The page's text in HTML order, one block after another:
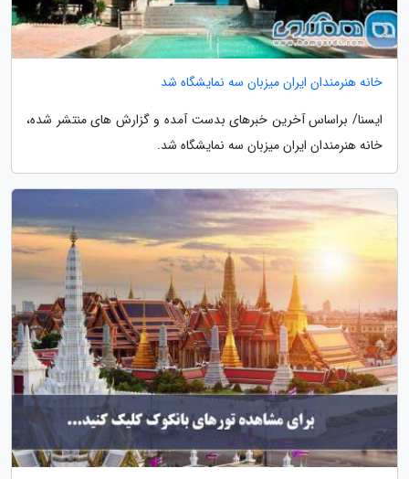
خانه هنرمندان ایران میزبان سه نمایشگاه شد
ایسنا/ براساس آخرین خبرهای بدست آمده و گزارش های منتشر شده،
خانه هنرمندان ایران میزبان سه نمایشگاه شد.